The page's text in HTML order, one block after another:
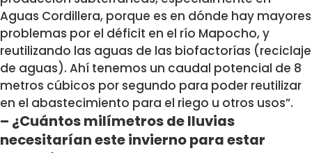
Aguas Cordillera, porque es en dónde hay mayores
problemas por el déficit en el río Mapocho, y
reutilizando las aguas de las biofactorías (reciclaje
de aguas). Ahí tenemos un caudal potencial de 8
metros cúbicos por segundo para poder reutilizar
en el abastecimiento para el riego u otros usos”.
– ¿Cuántos milímetros de lluvias
necesitarían este invierno para estar